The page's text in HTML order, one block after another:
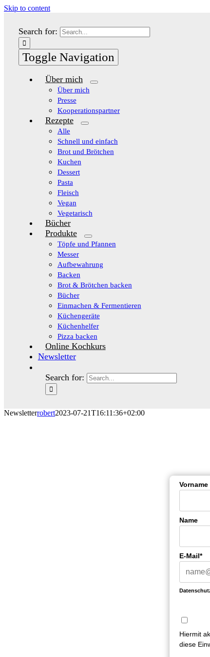
Skip to content
Search for:
Toggle Navigation
Über mich
Über mich
Presse
Kooperationspartner
Rezepte
Alle
Schnell und einfach
Brot und Brötchen
Kuchen
Dessert
Pasta
Fleisch
Vegan
Vegetarisch
Bücher
Produkte
Töpfe und Pfannen
Messer
Aufbewahrung
Backen
Brot & Brötchen backen
Bücher
Einmachen & Fermentieren
Küchengeräte
Küchenhelfer
Pizza backen
Online Kochkurs
Newsletter
Search for:
Newsletterrobert2023-07-21T16:11:36+02:00
Vorname
Name
E-Mail*
Hiermit
diese